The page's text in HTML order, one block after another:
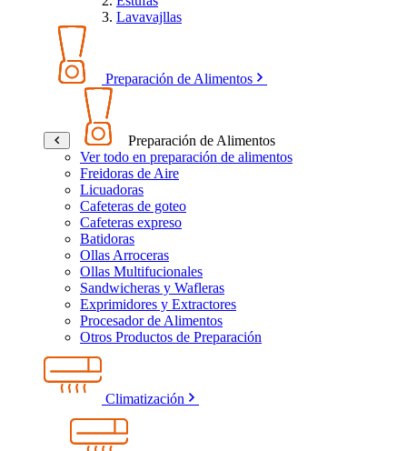
Lavavajllas
Preparación de Alimentos
Preparación de Alimentos
Ver todo en preparación de alimentos
Freidoras de Aire
Licuadoras
Cafeteras de goteo
Cafeteras expreso
Batidoras
Ollas Arroceras
Ollas Multifucionales
Sandwicheras y Wafleras
Exprimidores y Extractores
Procesador de Alimentos
Otros Productos de Preparación
Climatización